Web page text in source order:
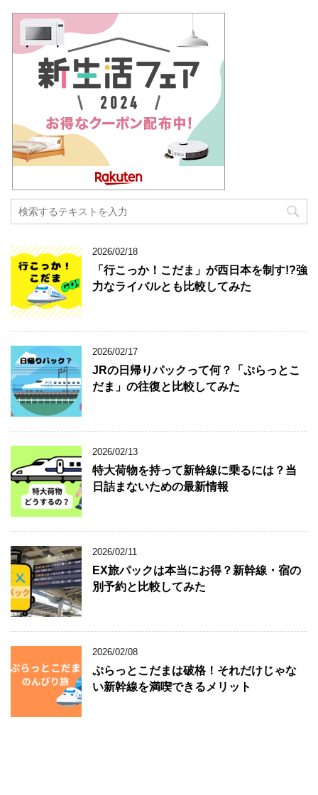
2026/02/18
「行こっか！こだま」が西日本を制す!?強
力なライバルとも比較してみた
2026/02/17
JRの日帰りパックって何？「ぷらっとこ
だま」の往復と比較してみた
2026/02/13
特大荷物を持って新幹線に乗るには？当
日詰まないための最新情報
2026/02/11
EX旅パックは本当にお得？新幹線・宿の
別予約と比較してみた
2026/02/08
ぷらっとこだまは破格！それだけじゃな
い新幹線を満喫できるメリット